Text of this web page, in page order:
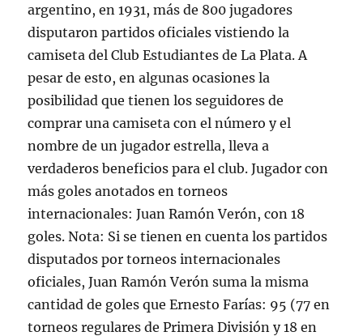
argentino, en 1931, más de 800 jugadores
disputaron partidos oficiales vistiendo la
camiseta del Club Estudiantes de La Plata. A
pesar de esto, en algunas ocasiones la
posibilidad que tienen los seguidores de
comprar una camiseta con el número y el
nombre de un jugador estrella, lleva a
verdaderos beneficios para el club. Jugador con
más goles anotados en torneos
internacionales: Juan Ramón Verón, con 18
goles. Nota: Si se tienen en cuenta los partidos
disputados por torneos internacionales
oficiales, Juan Ramón Verón suma la misma
cantidad de goles que Ernesto Farías: 95 (77 en
torneos regulares de Primera División y 18 en